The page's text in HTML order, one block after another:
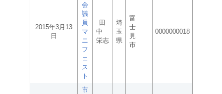
2015年3月13
日
会
議
員
マ
ニ
フ
ェ
ス
ト
田
中
栄志
埼
玉
県
富
士
見
市
0000000018
市